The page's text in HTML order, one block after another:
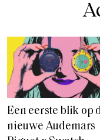
Een eerste blik op
nieuwe Audemars